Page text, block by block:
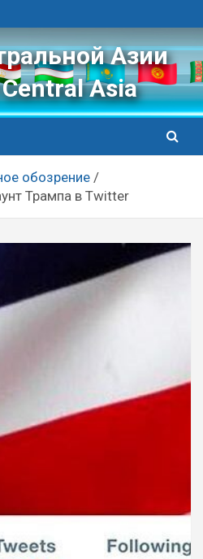
Азии
Asia
обозрение
Трампа в Twitter